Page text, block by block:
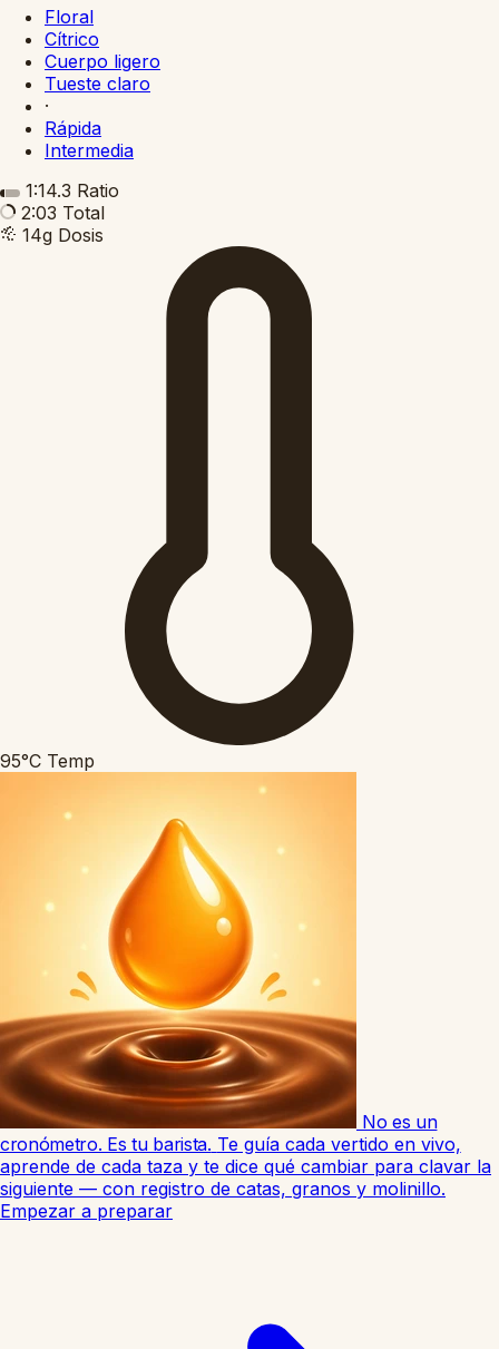
Floral
Cítrico
Cuerpo ligero
Tueste claro
·
Rápida
Intermedia
1:14.3 Ratio
2:03 Total
14g Dosis
95°C Temp
No es un
cronómetro. Es tu barista. Te guía cada vertido en vivo,
aprende de cada taza y te dice qué cambiar para clavar la
siguiente — con registro de catas, granos y molinillo.
Empezar a preparar